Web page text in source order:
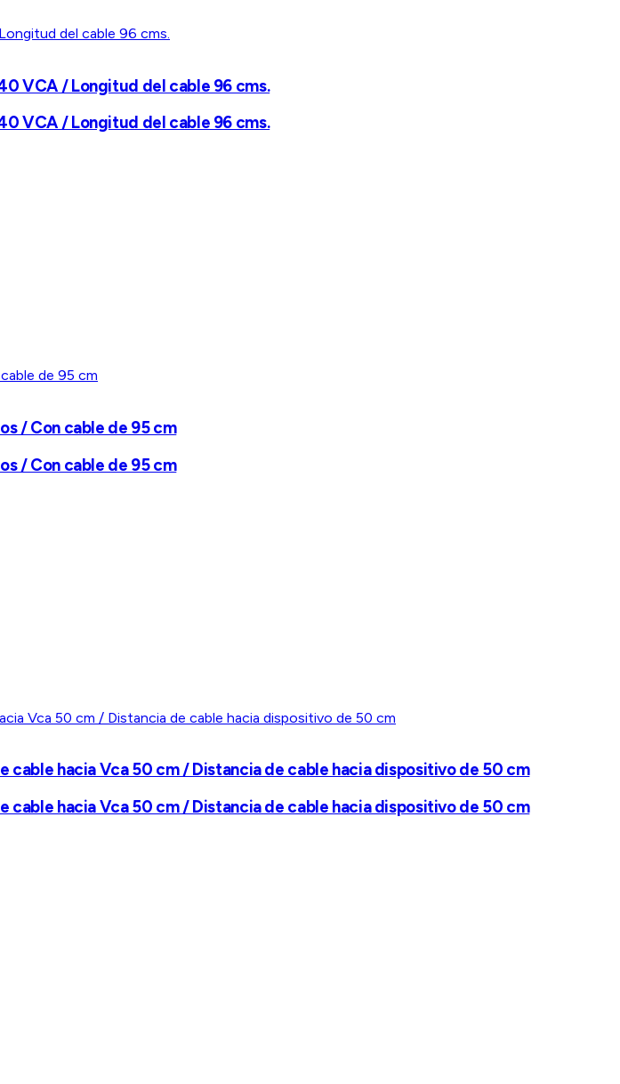
VCA / Longitud del cable 96 cms.
VCA / Longitud del cable 96 cms.
/ Con cable de 95 cm
/ Con cable de 95 cm
cable hacia Vca 50 cm / Distancia de cable hacia dispositivo de 50 cm
cable hacia Vca 50 cm / Distancia de cable hacia dispositivo de 50 cm